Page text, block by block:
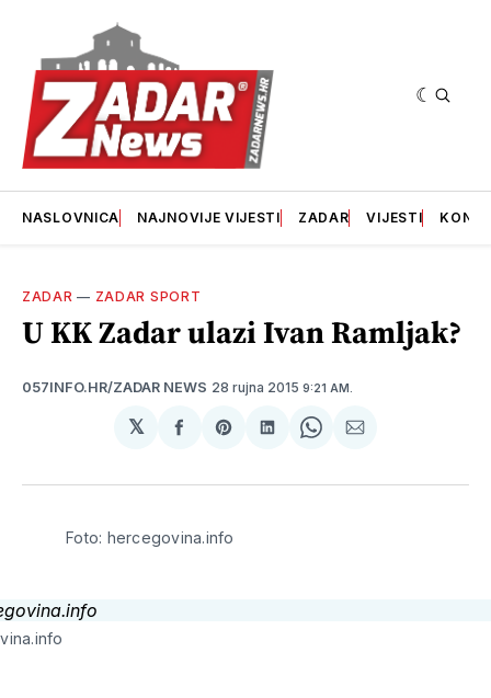
NASLOVNICA NAJNOVIJE VIJESTI ZADAR VIJESTI
ZADAR — ZADAR SPORT
U KK Zadar ulazi Ivan Ramljak?
057INFO.HR/ZADAR NEWS 28 rujna 2015 9:21 AM.
𝕏
podijeliSharepodijeliSharepodijeli
Foto: hercegovina.info